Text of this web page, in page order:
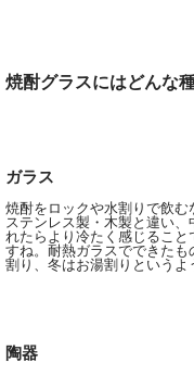
焼酎グラスにはどんな
ガラス
焼酎をロックや水割りで飲む
ステンレス製・木製と違い
れたらより冷たく感じるこ
すね。耐熱ガラスでできた
割り、冬はお湯割りというよ
陶器